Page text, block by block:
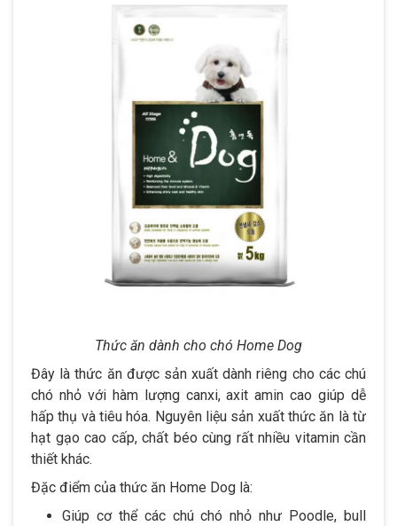
Thức ăn dành cho chó Home Dog
Đây là thức ăn được sản xuất dành riêng cho các chú
chó nhỏ với hàm lượng canxi, axit amin cao giúp dễ
hấp thụ và tiêu hóa. Nguyên liệu sản xuất thức ăn là từ
hạt gạo cao cấp, chất béo cùng rất nhiều vitamin cần
thiết khác.
Đặc điểm của thức ăn Home Dog là:
Giúp cơ thể các chú chó nhỏ như Poodle, bull